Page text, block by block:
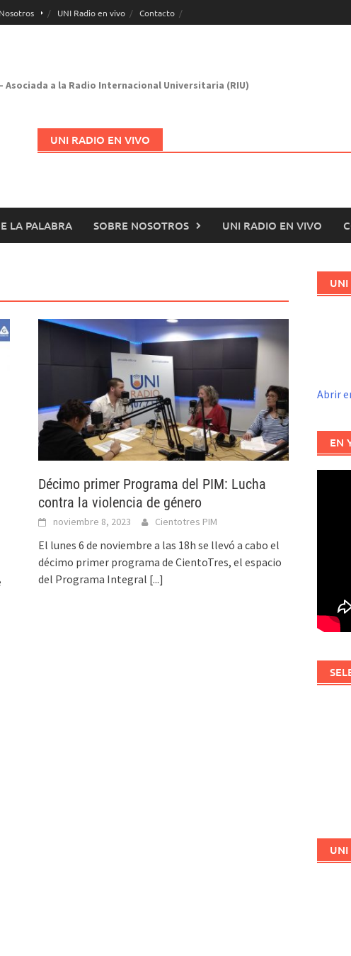
UNI Radio en vivo Contacto
Asociada a la Radio Internacional Universitaria (RIU)
UNI RADIO EN VIVO
LA PALABRA SOBRE NOSOTROS UNI RADIO EN VIVO
Décimo primer Programa del PIM: Lucha
contra la violencia de género
noviembre 8, 2023 Cientotres PIM
El lunes 6 de noviembre a las 18h se llevó a cabo el
décimo primer programa de CientoTres, el espacio
del Programa Integral [...]
UNI
Abrir
EN
UNI